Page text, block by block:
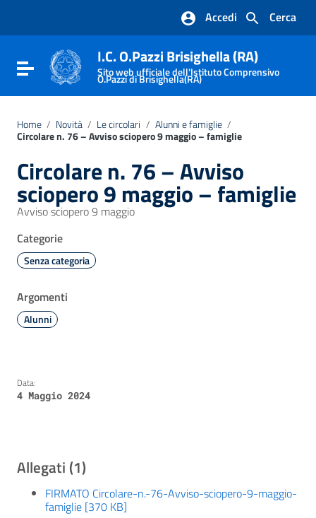
Vai al footer
Cerca
Accedi
Attiva / disattiva la navigazione
I.C. O.Pazzi Brisighella (RA)
Sito web ufficiale dell'Istituto Comprensivo
O.Pazzi di Brisighella(RA)
Home / Novità / Le circolari / Alunni e famiglie /
Circolare n. 76 – Avviso sciopero 9 maggio – famiglie
Circolare n. 76 – Avviso
sciopero 9 maggio – famiglie
Avviso sciopero 9 maggio
Categorie
Senza categoria
Argomenti
Alunni
Data:
4 Maggio 2024
Allegati (1)
FIRMATO Circolare-n.-76-Avviso-sciopero-9-maggio-
famiglie [370 KB]